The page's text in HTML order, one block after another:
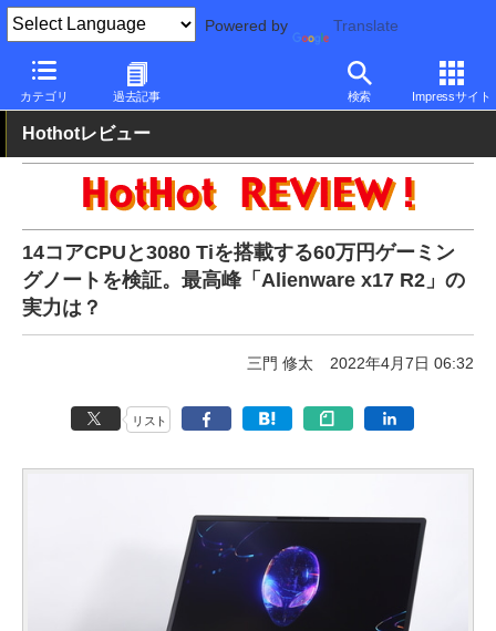
Powered by Translate
カテゴリ 過去記事 検索 Impressサイト
PC Watch パソコン/タブレット/スマートフォン ゲーミングノー
Hothotレビュー
14コアCPUと3080 Tiを搭載する60万円ゲーミン
グノートを検証。最高峰「Alienware x17 R2」の
実力は？
三門 修太 2022年4月7日 06:32
リスト